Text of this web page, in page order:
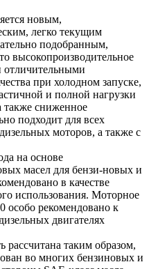
новым,
легко текущим
подобранным,
высокопроизводительное
отличительными
при холодном запуске,
и полной нагрузки
также сниженное
подходит для всех
моторов, а также с
на основе
масел для бензи-новых и
в качестве
использования. Моторное
особо рекомендовано к
двигателях
рассчитана таким образом,
во многих бензиновых и